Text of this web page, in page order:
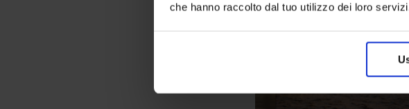
che hanno raccolto dal tuo utilizzo dei loro